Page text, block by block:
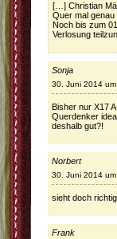
[…] Christian
Quer mal
Noch bis zum
Verlosung
Sonja
30. Juni 2014
Bisher nur X17
Querdenker
deshalb gut?!
Norbert
30. Juni 2014
sieht doch
Frank